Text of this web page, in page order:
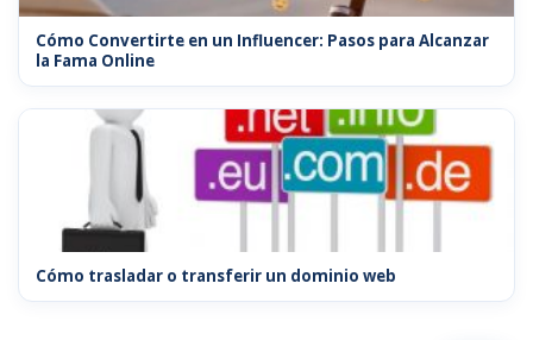
Cómo Convertirte en un Influencer: Pasos para Alcanzar
la Fama Online
Cómo trasladar o transferir un dominio web